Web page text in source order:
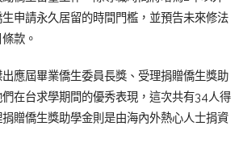
申請永久居留的時間門檻，並預告未來修法
款。
應屆畢業僑生委員長獎、受理捐贈僑生獎助
在台求學期間的優秀表現，這次共有34人得
贈僑生獎助學金則是由海內外熱心人士捐資